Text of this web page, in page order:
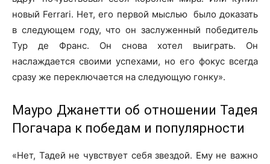
новый Ferrari. Нет, его первой мыслью было доказать
в следующем году, что он заслуженный победитель
Тур де Франс. Он снова хотел выиграть. Он
наслаждается своими успехами, но его фокус всегда
сразу же переключается на следующую гонку».
Мауро Джанетти об отношении Тадея
Погачара к победам и популярности
«Нет, Тадей не чувствует себя звездой. Ему не важно